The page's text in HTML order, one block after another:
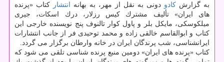
به گزارش كادو دونی به نقل از مهر، به بهانه انتشار
كتاب «پرنده
های ایران» تألیف مشترك كیس رزلار، درك اسكات، جیری
میلكوسكی، مایكل بلر و پاول كوار تالنوف پنج نویسنده خارجی این
كتاب و ابوالقاسم خالقی زاده و محمد توحیدی فر از جانب انتشارات
ایرانشناسی، شب پرندگان ایران در خانه وارطان برگزار می گردد.
كتاب «پرنده های ایران» دومین منبع پرنده شناسی تلقی می شود كه